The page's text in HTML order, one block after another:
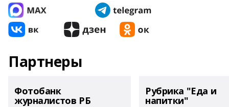
Партнеры
Фотобанк
журналистов РБ
Рубрика "Еда и
напитки"